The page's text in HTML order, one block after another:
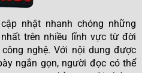
nhật nhanh chóng những
trên nhiều lĩnh vực từ đời
nghệ. Với nội dung được
ngắn gọn, người đọc có thể